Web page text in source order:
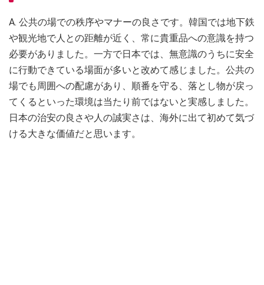
A. 公共の場での秩序やマナーの良さです。韓国では地下鉄
や観光地で人との距離が近く、常に貴重品への意識を持つ
必要がありました。一方で日本では、無意識のうちに安全
に行動できている場面が多いと改めて感じました。公共の
場でも周囲への配慮があり、順番を守る、落とし物が戻っ
てくるといった環境は当たり前ではないと実感しました。
日本の治安の良さや人の誠実さは、海外に出て初めて気づ
ける大きな価値だと思います。